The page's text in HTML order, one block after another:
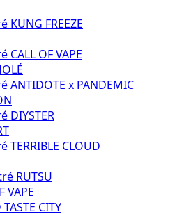
FREEZE
OF VAPE
ANTIDOTE x PANDEMIC
DIYSTER
CLOUD
RUTSU
VAPE
CITY